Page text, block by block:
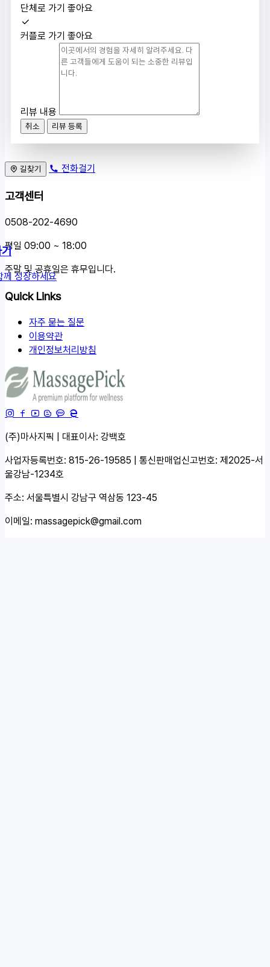
단체로 가기 좋아요
커플로 가기 좋아요
리뷰 내용
취소 리뷰 등록
길찾기 전화걸기
고객센터
0508-202-4690
평일 09:00 ~ 18:00
주말 및 공휴일은 휴무입니다.
Quick Links
자주 묻는 질문
이용약관
개인정보처리방침
(주)마사지픽 | 대표이사: 강백호
사업자등록번호: 815-26-19585 | 통신판매업신고번호: 제2025-서
울강남-1234호
주소: 서울특별시 강남구 역삼동 123-45
이메일: massagepick@gmail.com
께 성장하세요